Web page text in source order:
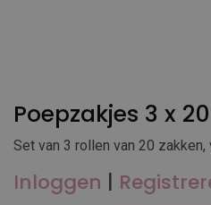
Poepzakjes 3 x
Set van 3 rollen van 20
Inloggen |